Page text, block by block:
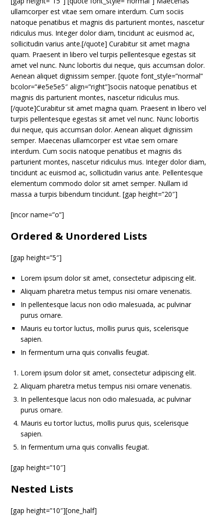
ullamcorper est vitae sem ornare interdum. Cum sociis
natoque penatibus et magnis dis parturient montes, nascetur
ridiculus mus. Integer dolor diam, tincidunt ac euismod ac,
sollicitudin varius ante.[/quote] Curabitur sit amet magna
quam. Praesent in libero vel turpis pellentesque egestas sit
amet vel nunc. Nunc lobortis dui neque, quis accumsan dolor.
Aenean aliquet dignissim semper. [quote font_style=”normal”
bcolor=”#e5e5e5″ align=”right”]sociis natoque penatibus et
magnis dis parturient montes, nascetur ridiculus mus.
[/quote]Curabitur sit amet magna quam. Praesent in libero vel
turpis pellentesque egestas sit amet vel nunc. Nunc lobortis
dui neque, quis accumsan dolor. Aenean aliquet dignissim
semper. Maecenas ullamcorper est vitae sem ornare
interdum. Cum sociis natoque penatibus et magnis dis
parturient montes, nascetur ridiculus mus. Integer dolor diam,
tincidunt ac euismod ac, sollicitudin varius ante. Pellentesque
elementum commodo dolor sit amet semper. Nullam id
massa a turpis bibendum tincidunt. [gap height=”20″]
[incor name=”o”]
Ordered & Unordered Lists
[gap height=”5″]
Lorem ipsum dolor sit amet, consectetur adipiscing elit.
Aliquam pharetra metus tempus nisi ornare venenatis.
In pellentesque lacus non odio malesuada, ac pulvinar
purus ornare.
Mauris eu tortor luctus, mollis purus quis, scelerisque
sapien.
In fermentum urna quis convallis feugiat.
Lorem ipsum dolor sit amet, consectetur adipiscing elit.
Aliquam pharetra metus tempus nisi ornare venenatis.
In pellentesque lacus non odio malesuada, ac pulvinar
purus ornare.
Mauris eu tortor luctus, mollis purus quis, scelerisque
sapien.
In fermentum urna quis convallis feugiat.
[gap height=”10″]
Nested Lists
[gap height=”10″][one_half]